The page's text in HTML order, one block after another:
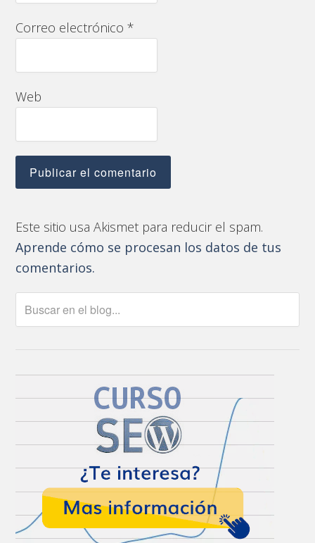
Correo electrónico*
Web
Este sitio usa Akismet para reducir el spam.
Aprende cómo se procesan los datos de tus
comentarios.